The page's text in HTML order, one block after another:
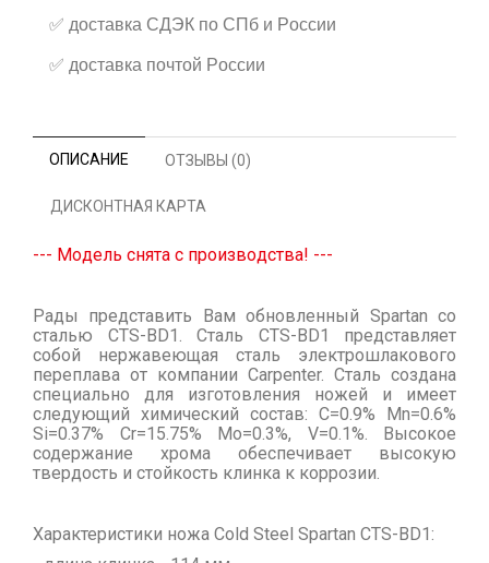
✅ доставка СДЭК по СПб и России
✅ доставка почтой России
ОПИСАНИЕ ОТЗЫВЫ (0)
ДИСКОНТНАЯ КАРТА
--- Модель снята с производства! ---
Рады представить Вам обновленный Spartan со
сталью CTS-BD1. Сталь CTS-BD1 представляет
собой нержавеющая сталь электрошлакового
переплава от компании Carpenter. Сталь создана
специально для изготовления ножей и имеет
следующий химический состав: C=0.9% Mn=0.6%
Si=0.37% Cr=15.75% Mo=0.3%, V=0.1%. Высокое
содержание хрома обеспечивает высокую
твердость и стойкость клинка к коррозии.
Характеристики ножа Cold Steel Spartan CTS-BD1: